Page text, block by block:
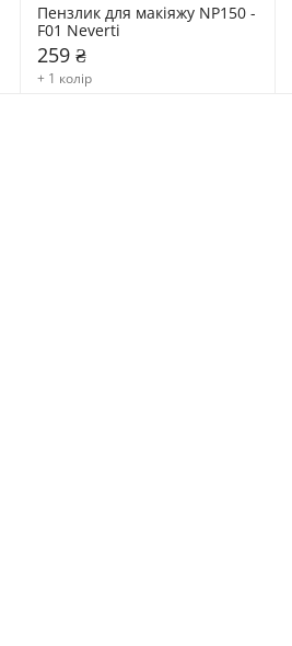
Пензлик для макіяжу NP150 -
F01 Neverti
259 ₴
+ 1 колір